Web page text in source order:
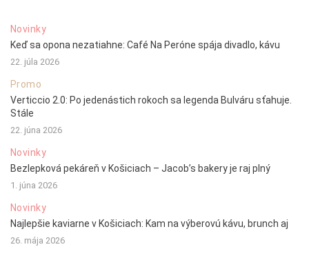
Novinky
Keď sa opona nezatiahne: Café Na Peróne spája divadlo, kávu
22. júla 2026
Promo
Verticcio 2.0: Po jedenástich rokoch sa legenda Bulváru sťahuje.
Stále
22. júna 2026
Novinky
Bezlepková pekáreň v Košiciach – Jacob’s bakery je raj plný
1. júna 2026
Novinky
Najlepšie kaviarne v Košiciach: Kam na výberovú kávu, brunch aj
26. mája 2026